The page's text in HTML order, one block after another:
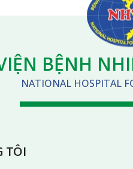
BỆNH
NATIONAL HOSPITAL
TÔI